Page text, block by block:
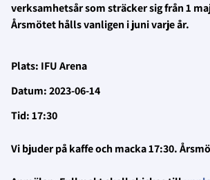
verksamhetsår som sträcker sig från 1
Årsmötet hålls vanligen i juni varje år.
Plats: IFU Arena
Datum: 2023-06-14
Tid: 17:30
Vi bjuder på kaffe och macka 17:30.